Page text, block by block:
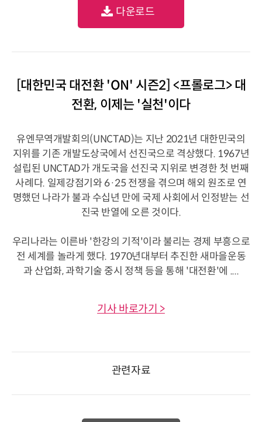
다운로드
[대한민국 대전환 'ON' 시즌2] <프롤로그> 대
전환, 이제는 '실천'이다
유엔무역개발회의(UNCTAD)는 지난 2021년 대한민국의
지위를 기존 개발도상국에서 선진국으로 격상했다. 1967년
설립된 UNCTAD가 개도국을 선진국 지위로 변경한 첫 번째
사례다. 일제강점기와 6·25 전쟁을 겪으며 해외 원조로 연
명했던 나라가 불과 수십년 만에 국제 사회에서 인정받는 선
진국 반열에 오른 것이다.
우리나라는 이른바 '한강의 기적'이라 불리는 경제 부흥으로
전 세계를 놀라게 했다. 1970년대부터 추진한 새마을운동
과 산업화, 과학기술 중시 정책 등을 통해 '대전환'에 ....
기사 바로가기 >
관련자료